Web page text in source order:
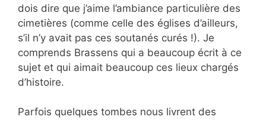
dois dire que j’aime l’ambiance particulière des
cimetières (comme celle des églises d’ailleurs,
s’il n’y avait pas ces soutanés curés !). Je
comprends Brassens qui a beaucoup écrit à ce
sujet et qui aimait beaucoup ces lieux chargés
d’histoire.
Parfois quelques tombes nous livrent des